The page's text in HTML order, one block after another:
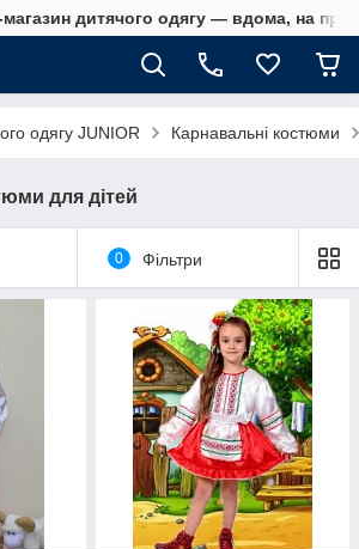
дитячого одягу — вдома, на
одягу JUNIOR Карнавальні костюми
для дітей
0 Фільтри